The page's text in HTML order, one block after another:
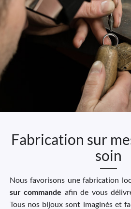
Fabrication sur
soin
Nous favorisons une fabrication
sur commande afin de vous
Tous nos bijoux sont imaginés et